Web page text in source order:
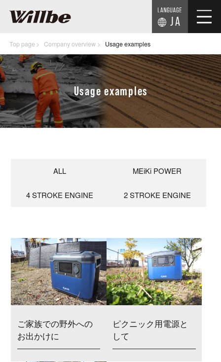
JA
Top page Company overview Usage examples
Usage examples
ALL MEiKi POWER
4 STROKE ENGINE 2 STROKE ENGINE
ご家族での野外への
お出かけに
ピクニック用電源と
して